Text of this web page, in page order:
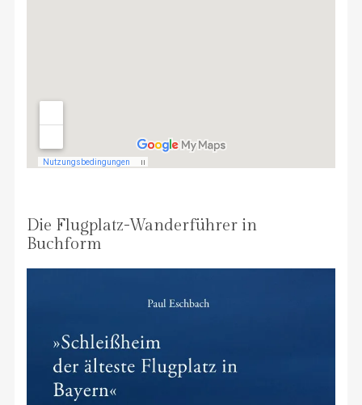
Die Flugplatz-Wanderführer in
Buchform